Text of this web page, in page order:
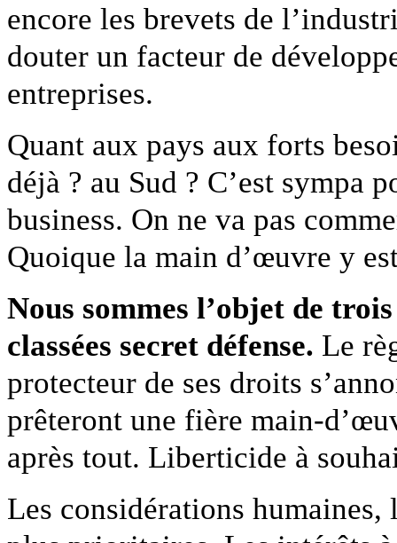
encore les brevets de
douter un facteur de
entreprises.
Quant aux pays aux forts
déjà ? au Sud ? C’est sympa
business. On ne va pas
Quoique la main d’œuvre y
Nous sommes l’objet de
classées secret défense. Le
protecteur de ses droits
prêteront une fière main-
après tout. Liberticide à
Les considérations